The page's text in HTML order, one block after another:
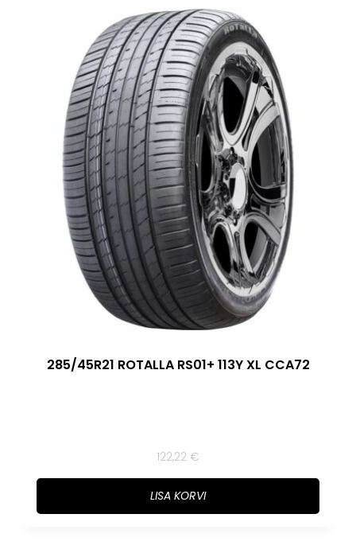
285/45R21 ROTALLA RS01+ 113Y XL CCA72
122,22 €
LISA KORVI